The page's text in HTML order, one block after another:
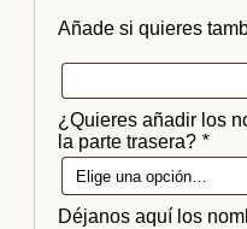
Añade si quieres
¿Quieres añadir los
la parte trasera? *
Déjanos aquí los